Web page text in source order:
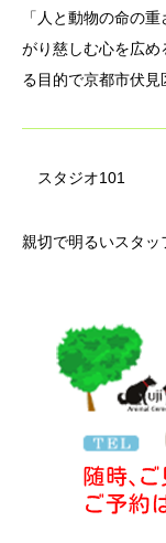
「人と動物の命の
がり慈しむ心を広
る目的で京都市伏見
スタジオ101
親切で明るいスタッ